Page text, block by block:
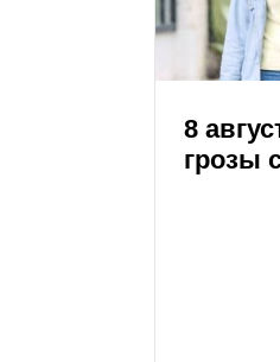
8
грозы